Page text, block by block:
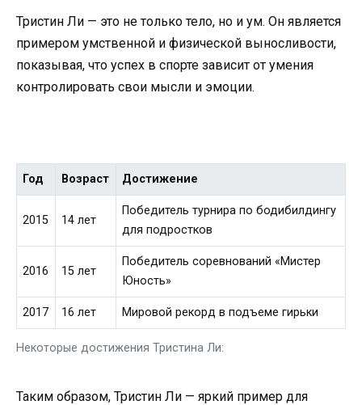
Тристин Ли — это не только тело, но и ум. Он является
примером умственной и физической выносливости,
показывая, что успех в спорте зависит от умения
контролировать свои мысли и эмоции.
Некоторые достижения Тристина Ли:
Год Возраст Достижение
2015 14 лет
Победитель турнира по бодибилдингу
для подростков
2016 15 лет
Победитель соревнований «Мистер
Юность»
2017 16 лет Мировой рекорд в подъеме гирьки
Таким образом, Тристин Ли — яркий пример для